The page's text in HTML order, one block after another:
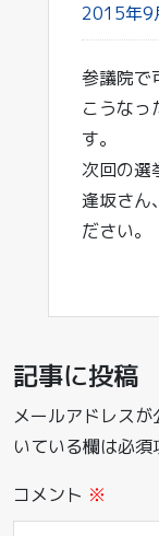
2015年9
参議院で
こうなっ
す。
次回の選
逢坂さん
ださい。
記事に投稿
メールアドレスが
いている欄は必須
コメント ※